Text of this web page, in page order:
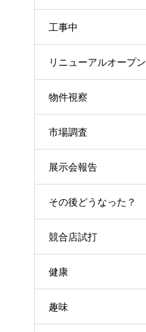
工事中
リニューアルオープン
物件視察
市場調査
展示会報告
その後どうなった？
競合店試打
健康
趣味